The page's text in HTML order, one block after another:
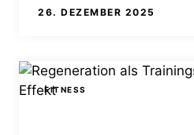
26. DEZEMBER 2025
FITNESS